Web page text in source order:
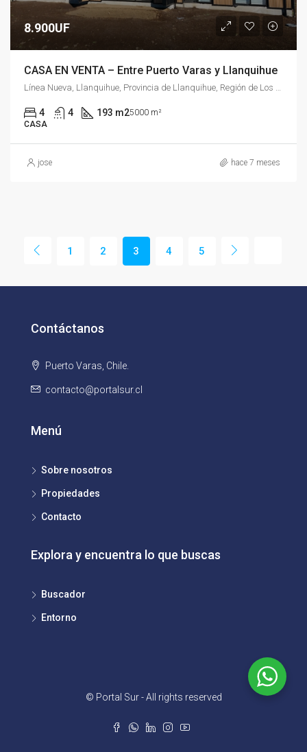
8.900UF
CASA EN VENTA – Entre Puerto Varas y Llanquihue
4 4 193 m25000 m²
CASA
jose hace 7 meses
1 2 3 4 5
Contáctanos
Puerto Varas, Chile.
contacto@portalsur.cl
Menú
Sobre nosotros
Propiedades
Contacto
Explora y encuentra lo que buscas
Buscador
Entorno
© Portal Sur - All rights reserved